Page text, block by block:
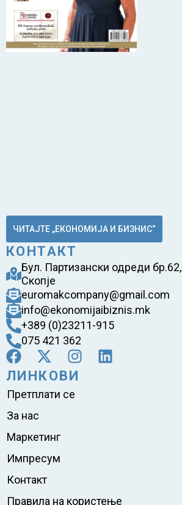
ЧИТАЈТЕ „ЕКОНОМИЈА И БИЗНИС“
КОНТАКТ
Бул. Партизански одреди
Скопје
euromakcompany@gmail.com
info@ekonomijaibiznis.mk
+389 (0)23211-915
075 421 362
ЛИНКОВИ
Претплати се
За нас
Маркетинг
Импресум
Контакт
Правила на користење